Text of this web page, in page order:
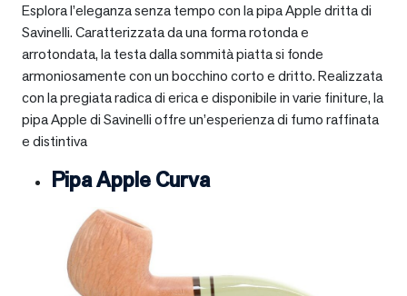
Esplora l’eleganza senza tempo con la pipa Apple dritta di
Savinelli. Caratterizzata da una forma rotonda e
arrotondata, la testa dalla sommità piatta si fonde
armoniosamente con un bocchino corto e dritto. Realizzata
con la pregiata radica di erica e disponibile in varie finiture, la
pipa Apple di Savinelli offre un’esperienza di fumo raffinata
e distintiva
Pipa Apple Curva